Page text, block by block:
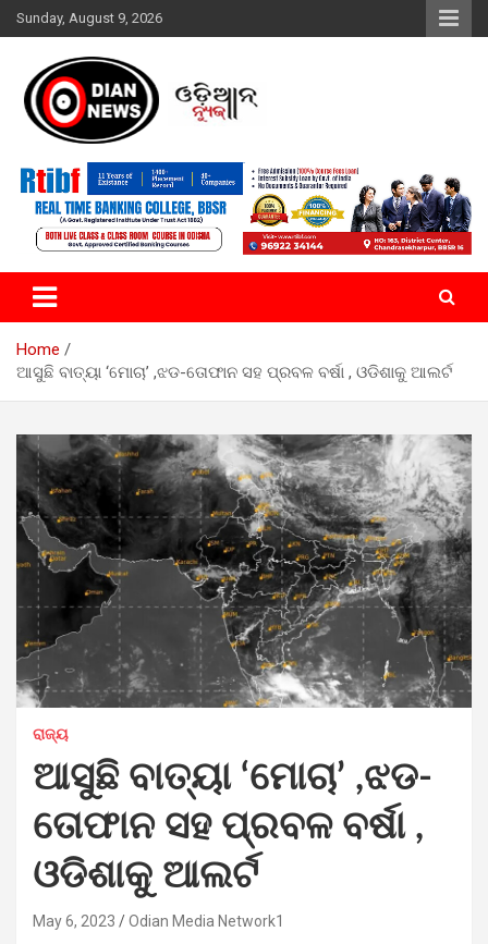
Skip
to
Sunday, August 9, 2026
ଓଡିଆନ୍ ନ୍ୟୁଜ
Home
ଆସୁଛି ବାତ୍ୟା ‘ମୋଚା’ ,ଝଡ-ତୋଫାନ ସହ ପ୍ରବଳ ବର୍ଷା , ଓଡିଶାକୁ ଆଲର୍ଟ
ରାଜ୍ୟ
ଆସୁଛି ବାତ୍ୟା ‘ମୋଚା’ ,ଝଡ-
ତୋଫାନ ସହ ପ୍ରବଳ ବର୍ଷା ,
ଓଡିଶାକୁ ଆଲର୍ଟ
May 6, 2023 Odian Media Network1